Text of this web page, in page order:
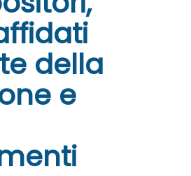
della
e